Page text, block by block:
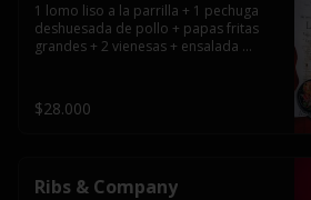
1 lomo liso a la parrilla + 1 pechuga
deshuesada de pollo + papas fritas
grandes + 2 vienesas + ensalada
$28.000
Ribs & Company